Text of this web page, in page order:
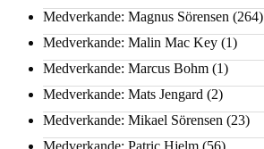
Medverkande: Magnus Sörensen (264)
Medverkande: Malin Mac Key (1)
Medverkande: Marcus Bohm (1)
Medverkande: Mats Jengard (2)
Medverkande: Mikael Sörensen (23)
Medverkande: Patric Hjelm (56)